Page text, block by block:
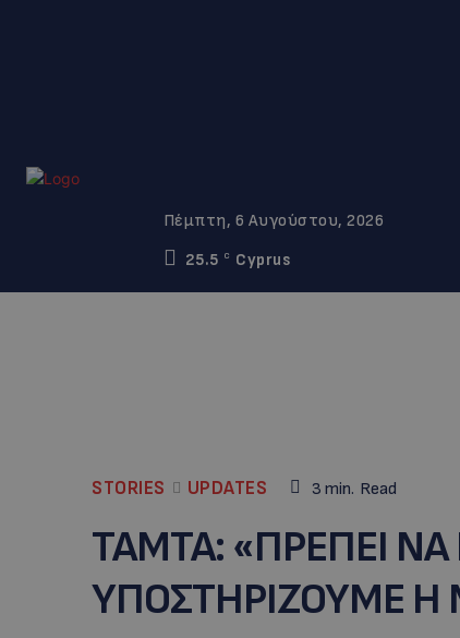
Πέμπτη, 6 Αυγούστου, 2026
25.5
C Cyprus
STORIES UPDATES 3 min. Read
ΤΑΜΤΑ: «ΠΡΕΠΕΙ
ΥΠΟΣΤΗΡΙΖΟΥΜΕ Η